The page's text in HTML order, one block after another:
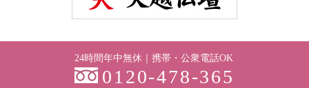
24時間年中無休｜携帯・公衆電話OK
0120-478-365